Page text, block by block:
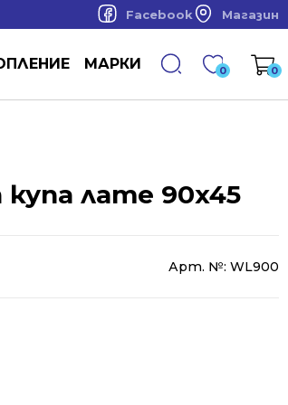
Facebook Магазин
МАРКИ 0 0
лате 90x45
Арт. №: WL900